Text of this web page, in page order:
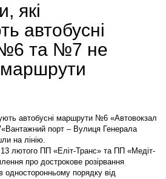
які
автобусні
та №7 не
автобусні маршрути №6 «Автовокзал
порт – Вулиця Генерала
на лінію.
13 лютого ПП «Еліт-Транс» та ПП «Медіт-
про дострокове розірвання
односторонньому порядку від